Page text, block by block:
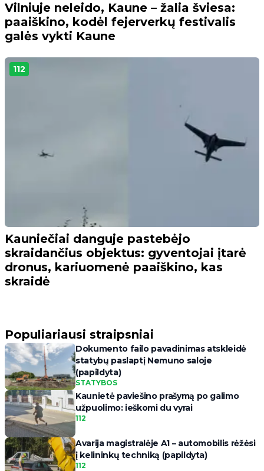
Vilniuje neleido, Kaune – žalia šviesa:
paaiškino, kodėl fejerverkų festivalis
galės vykti Kaune
112
Kauniečiai danguje pastebėjo
skraidančius objektus: gyventojai įtarė
dronus, kariuomenė paaiškino, kas
skraidė
Populiariausi straipsniai
Dokumento failo pavadinimas atskleidė
statybų paslaptį Nemuno saloje
(papildyta)
STATYBOS
Kaunietė paviešino prašymą po galimo
užpuolimo: ieškomi du vyrai
112
Avarija magistralėje A1 – automobilis rėžėsi
į kelininkų techniką (papildyta)
112